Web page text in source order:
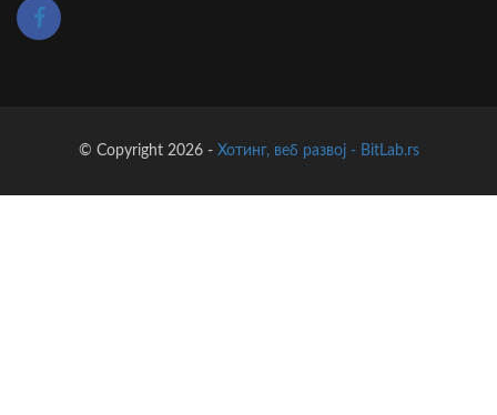
© Copyright 2026 - Хотинг, веб развој - BitLab.rs